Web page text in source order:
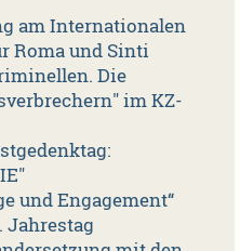
am Internationalen
Roma und Sinti
Die
im KZ-
und Engagement“
Jahrestag